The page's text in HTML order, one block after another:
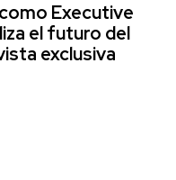
Executive
el futuro del
exclusiva